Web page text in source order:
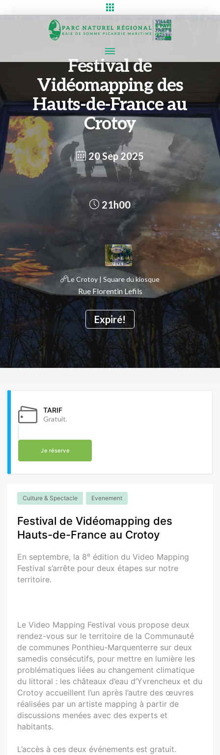
Festival de
Vidéomapping des
Hauts-de-France au
Crotoy
20 Sep 2025
Expiré!
21h00
Le Crotoy | Square du kiosque
Rue Florentin Lefils
TARIF
Gratuit.
Je réserve
Culture & Spectacle Evenement
Festival de Vidéomapping des
Hauts-de-France au Crotoy
En septembre, la 8e édition du Video Mapping
Festival s’arrête pour deux étapes sur notre
territoire.
Le Video Mapping Festival vous propose deux
rendez-vous sur le territoire de la Communauté
de communes Ponthieu-Marquenterre sur deux
samedis consécutifs, pour mettre en lumière les
problématiques liées au changement climatique
du littoral : les châteaux d’eau d’Yvrencheux et du
Crotoy accueillent l’un après l’autre des œuvres
réalisées par un artiste mapping à partir de
discussions menées avec des experts et
habitants.
L’accès à ces deux événements est gratuit.